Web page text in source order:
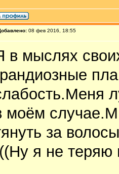
08 фев 2016, 18:55
в мыслях
моём
за
я не теряю